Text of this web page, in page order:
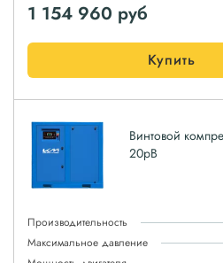
1 154 960 руб
Купить
Винтовой
20рВ
Производительность
Максимальное давление